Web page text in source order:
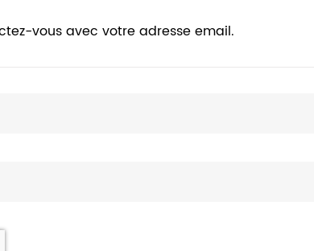
vous avec votre adresse email.